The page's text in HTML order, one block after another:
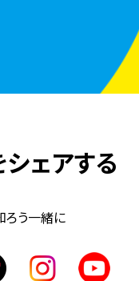
ェアする
う一緒に